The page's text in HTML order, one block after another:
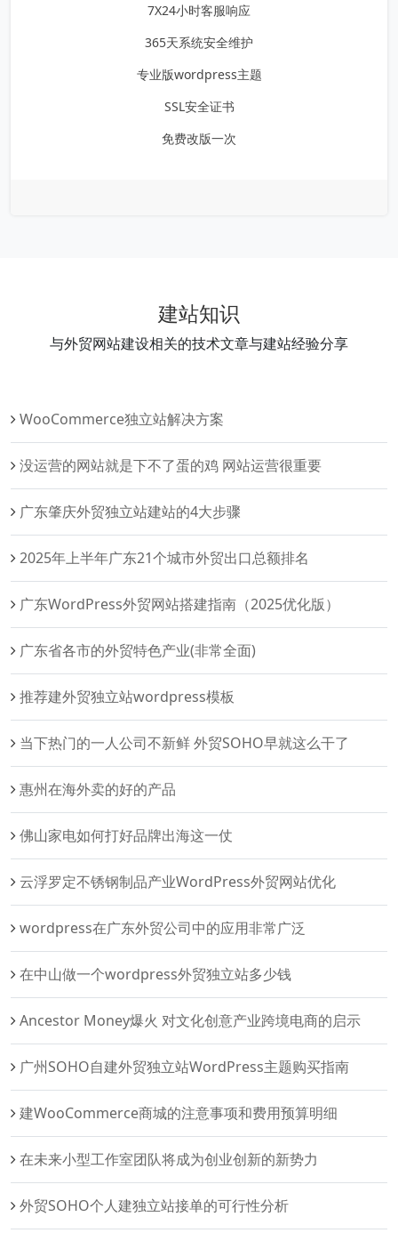
7X24小时客服响应
365天系统安全维护
专业版wordpress主题
SSL安全证书
免费改版一次
建站知识
与外贸网站建设相关的技术文章与建站经验分享
WooCommerce独立站解决方案‌
没运营的网站就是下不了蛋的鸡 网站运营很重要
广东肇庆外贸独立站建站的4大步骤
2025年上半年广东21个城市外贸出口总额排名
广东WordPress外贸网站搭建指南（2025优化版）
广东省各市的外贸特色产业(非常全面)
推荐建外贸独立站wordpress模板
当下热门的一人公司不新鲜 外贸SOHO早就这么干了
惠州在海外卖的好的产品
佛山家电如何打好品牌出海这一仗
云浮罗定不锈钢制品产业WordPress外贸网站优化
wordpress在广东外贸公司中的应用非常广泛
在中山做一个wordpress外贸独立站多少钱
Ancestor Money爆火 对文化创意产业跨境电商的启示
广州SOHO自建外贸独立站WordPress主题购买指南
建WooCommerce商城的注意事项和费用预算明细
在未来小型工作室团队将成为创业创新的新势力
外贸SOHO个人建独立站接单的可行性分析